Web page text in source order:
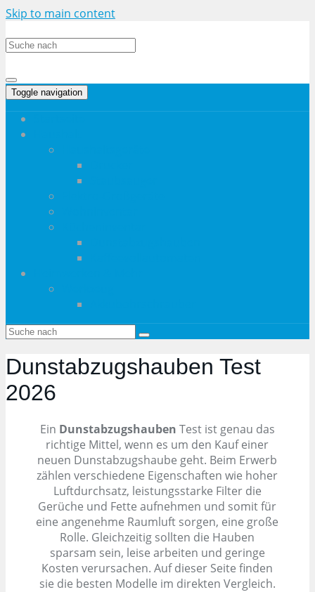
Skip to main content
Toggle navigation
Dunstabzugshauben Test
2026
Ein Dunstabzugshauben Test ist genau das
richtige Mittel, wenn es um den Kauf einer
neuen Dunstabzugshaube geht. Beim Erwerb
zählen verschiedene Eigenschaften wie hoher
Luftdurchsatz, leistungsstarke Filter die
Gerüche und Fette aufnehmen und somit für
eine angenehme Raumluft sorgen, eine große
Rolle. Gleichzeitig sollten die Hauben
sparsam sein, leise arbeiten und geringe
Kosten verursachen. Auf dieser Seite finden
sie die besten Modelle im direkten Vergleich.